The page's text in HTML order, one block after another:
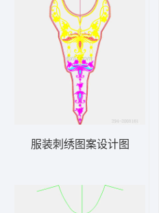
服装刺绣图案设计图